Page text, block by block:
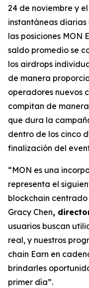
24 de noviembre y
instantáneas diarias
las posiciones MON
saldo promedio se
los airdrops
de manera
operadores nuevos
compitan de
que dura la
dentro de los cinco
finalización del
“MON es una
representa el
blockchain
Gracy Chen,
usuarios buscan
real, y nuestros
chain Earn en
brindarles
primer día”.